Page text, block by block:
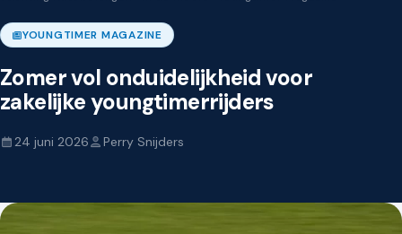
YOUNGTIMER MAGAZINE
Zomer vol onduidelijkheid voor
zakelijke youngtimerrijders
24 juni 2026 Perry Snijders